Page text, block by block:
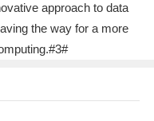
approach to data
the way for a more